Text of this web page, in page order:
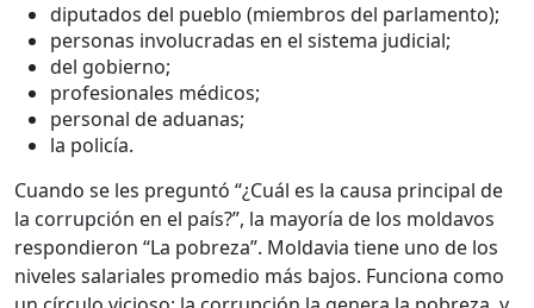
diputados del pueblo (miembros del parlamento);
personas involucradas en el sistema judicial;
del gobierno;
profesionales médicos;
personal de aduanas;
la policía.
Cuando se les preguntó “¿Cuál es la causa principal de
la corrupción en el país?”, la mayoría de los moldavos
respondieron “La pobreza”. Moldavia tiene uno de los
niveles salariales promedio más bajos. Funciona como